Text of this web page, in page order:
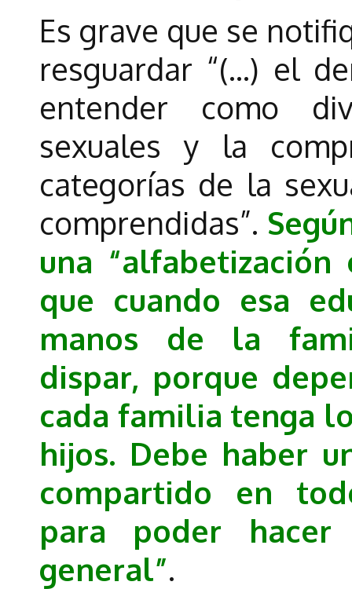
Es grave que se
resguardar “(…) el
entender como
sexuales y la
categorías de la
comprendidas”.
una
que cuando esa
manos de la
dispar, porque
cada familia tenga
hijos. Debe haber
compartido en
para poder hacer
general”.